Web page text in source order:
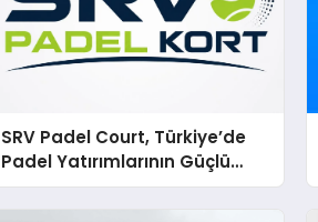
SRV Padel Court, Türkiye’de
Padel Yatırımlarının Güçlü
Markası Olmayı Sürdürüyor